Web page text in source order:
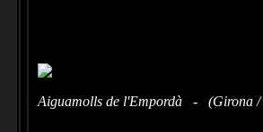
Aiguamolls de l'Empordà - (Girona /